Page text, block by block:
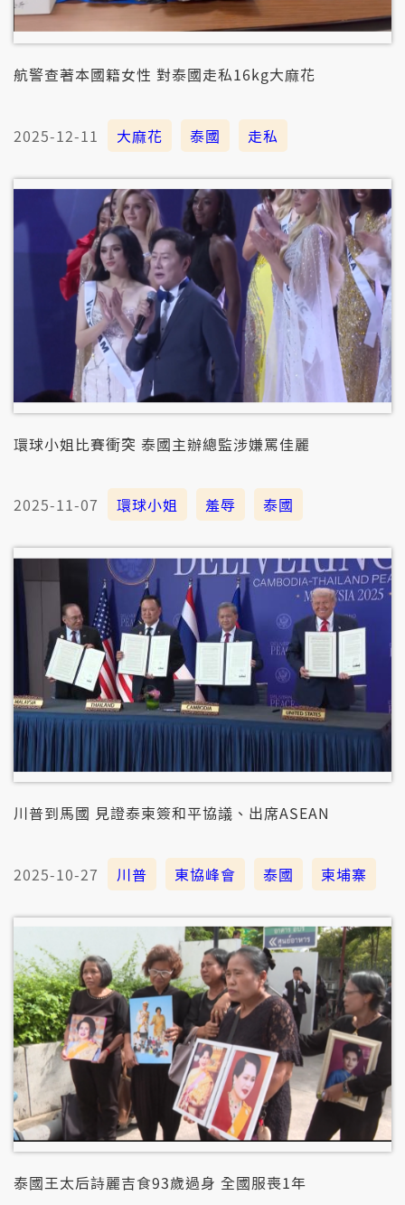
航警查著本國籍女性 對泰國走私16kg大麻花
2025-12-11 大麻花 泰國 走私
環球小姐比賽衝突 泰國主辦總監涉嫌罵佳麗
2025-11-07 環球小姐 羞辱 泰國
川普到馬國 見證泰柬簽和平協議、出席ASEAN
2025-10-27 川普 東協峰會 泰國 柬埔寨
泰國王太后詩麗吉食93歲過身 全國服喪1年